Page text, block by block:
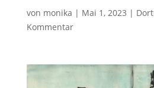
von monika | Mai 1, 2023 |
Kommentar